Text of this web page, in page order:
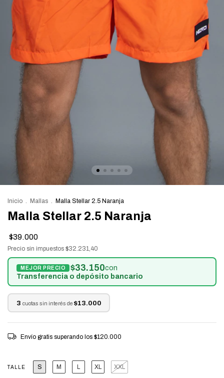
Inicio . Mallas . Malla Stellar 2.5 Naranja
Malla Stellar 2.5 Naranja
$39.000
3 cuotas sin interés de $13.000
Precio sin impuestos $32.231,40
$33.150con
Transferencia o depósito bancario
Envío gratis superando los $120.000
TALLE S M L XL XXL